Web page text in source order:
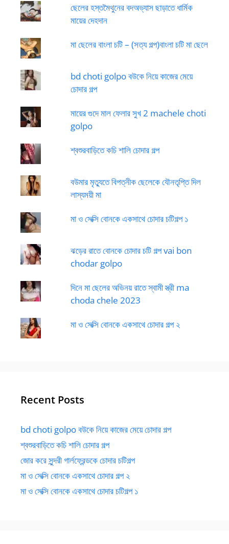
ছেলের হস্তমৈথুনের বদঅভ্যাস ছাড়াতে ধার্মিক
মায়ের দেহদান
মা ছেলের বাংলা চটি – (সত্য গল্প)বাংলা চটি মা ছেলে
bd choti golpo বউকে নিয়ে কাজের মেয়ে
চোদার গল্প
মায়ের গুদে মাল ফেলার সুখ 2 machele choti
golpo
শ্বশুরবাড়িতে কচি শালি চোদার গল্প
বউমার মৃত্যুতে বিপত্নীক ছেলেকে যৌনতৃপ্তি দিল
লাস্যময়ী মা
মা ও সেক্সি বোনকে একসাথে চোদার চটিগল্প ১
ঝড়ের রাতে বোনকে চোদার চটি গল্প vai bon
chodar golpo
দিনে মা ছেলের অভিনয় রাতে স্বামী স্ত্রী ma
choda chele 2023
মা ও সেক্সি বোনকে একসাথে চোদার গল্প ২
Recent Posts
bd choti golpo বউকে নিয়ে কাজের মেয়ে চোদার গল্প
শ্বশুরবাড়িতে কচি শালি চোদার গল্প
জোর করে সুন্দরী গার্লফ্রেন্ডকে চোদার চটিগল্প
মা ও সেক্সি বোনকে একসাথে চোদার গল্প ২
মা ও সেক্সি বোনকে একসাথে চোদার চটিগল্প ১